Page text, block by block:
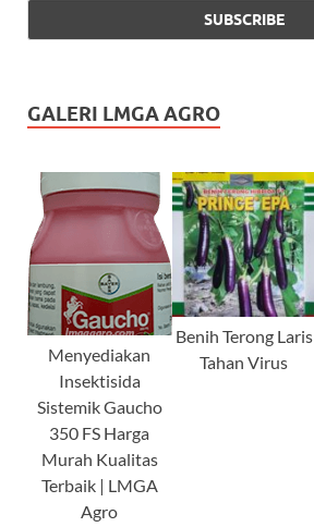
GALERI LMGA AGRO
Menyediakan
Insektisida
Sistemik Gaucho
350 FS Harga
Murah Kualitas
Terbaik | LMGA
Agro
Benih Terong Laris
Tahan Virus